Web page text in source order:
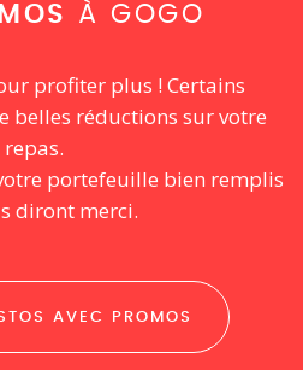
À GOGO
profiter plus ! Certains
belles réductions sur votre
repas.
portefeuille bien remplis
diront merci.
AVEC PROMOS